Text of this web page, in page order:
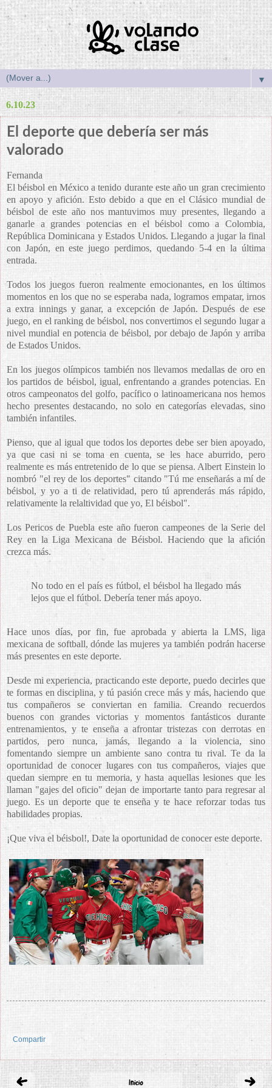
▼
6.10.23
El deporte que debería ser más
valorado
Fernanda
El béisbol en México a tenido durante este año un gran crecimiento
en apoyo y afición. Esto debido a que en el Clásico mundial de
béisbol de este año nos mantuvimos muy presentes, llegando a
ganarle a grandes potencias en el béisbol como a Colombia,
República Dominicana y Estados Unidos. Llegando a jugar la final
con Japón, en este juego perdimos, quedando 5-4 en la última
entrada.
Todos los juegos fueron realmente emocionantes, en los últimos
momentos en los que no se esperaba nada, logramos empatar, irnos
a extra innings y ganar, a excepción de Japón. Después de ese
juego, en el ranking de béisbol, nos convertimos el segundo lugar a
nivel mundial en potencia de béisbol, por debajo de Japón y arriba
de Estados Unidos.
En los juegos olímpicos también nos llevamos medallas de oro en
los partidos de béisbol, igual, enfrentando a grandes potencias. En
otros campeonatos del golfo, pacífico o latinoamericana nos hemos
hecho presentes destacando, no solo en categorías elevadas, sino
también infantiles.
Pienso, que al igual que todos los deportes debe ser bien apoyado,
ya que casi ni se toma en cuenta, se les hace aburrido, pero
realmente es más entretenido de lo que se piensa. Albert Einstein lo
nombró "el rey de los deportes" citando "Tú me enseñarás a mí de
béisbol, y yo a ti de relatividad, pero tú aprenderás más rápido,
relativamente la relaltividad que yo, El béisbol".
Los Pericos de Puebla este año fueron campeones de la Serie del
Rey en la Liga Mexicana de Béisbol. Haciendo que la afición
crezca más.
No todo en el país es fútbol, el béisbol ha llegado más
lejos que el fútbol. Debería tener más apoyo.
Hace unos días, por fin, fue aprobada y abierta la LMS, liga
mexicana de softball, dónde las mujeres ya también podrán hacerse
más presentes en este deporte.
Desde mi experiencia, practicando este deporte, puedo decirles que
te formas en disciplina, y tú pasión crece más y más, haciendo que
tus compañeros se conviertan en familia. Creando recuerdos
buenos con grandes victorias y momentos fantásticos durante
entrenamientos, y te enseña a afrontar tristezas con derrotas en
partidos, pero nunca, jamás, llegando a la violencia, sino
fomentando siempre un ambiente sano contra tu rival. Te da la
oportunidad de conocer lugares con tus compañeros, viajes que
quedan siempre en tu memoria, y hasta aquellas lesiones que les
llaman "gajes del oficio" dejan de importarte tanto para regresar al
juego. Es un deporte que te enseña y te hace reforzar todas tus
habilidades propias.
¡Que viva el béisbol!, Date la oportunidad de conocer este deporte.
Compartir